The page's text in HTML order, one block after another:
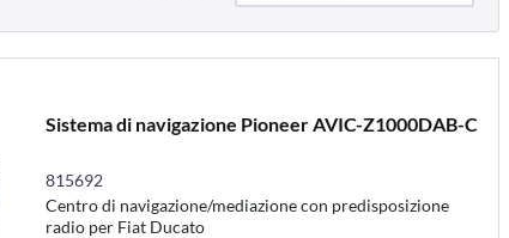
Sistema di navigazione Pioneer AVIC-Z1000DAB-C
815692
Centro di navigazione/mediazione con predisposizione
radio per Fiat Ducato